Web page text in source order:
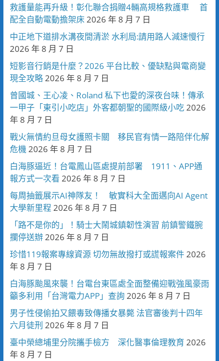
救護量能再升級！彰化聯合捐贈4輛高規格救護車 首
配全自動電動擔架床2026 年 8 月 7 日
中正地下道排水溝夜間清淤 水利局:請用路人減速慢行
2026 年 8 月 7 日
短影音行銷是什麼？2026 平台比較、優缺點與電商變
現全攻略2026 年 8 月 7 日
曾國城、王心凌、Roland 私下也愛的深夜台味！傳承
一甲子「東引小吃店」外客都朝聖的國際級小吃2026
年 8 月 7 日
戰火無情約旦母女護照卡關 移民官有情一路陪伴化解
危機2026 年 8 月 7 日
白海豚逼近！台電鳳山區處提前部署 1911、APP通
報方式一次看 2026 年 8 月 7 日
每周抽籤展示AI神隊友！ 敏實科大全面邁向AI Agent
大學新里程 2026 年 8 月 7 日
「路不是你的」！騎士大鬧城鎮韌性演習 前鎮警鐵腕
攔停送辦2026 年 8 月 7 日
珍惜119報案專線資源 切勿無故撥打或謊報案件2026
年 8 月 7 日
白海豚颱風來襲！台電台東區處全面整備迎戰強風豪雨
籲多利用「台灣電力APP」查詢 2026 年 8 月 7 日
男子性侵偷拍又餵毒致傳播女暴斃 法官審後判十四年
六月徒刑 2026 年 8 月 7 日
臺中榮總埔里分院攜手檢方 深化醫事倫理教育 2026
年 8 月 7 日